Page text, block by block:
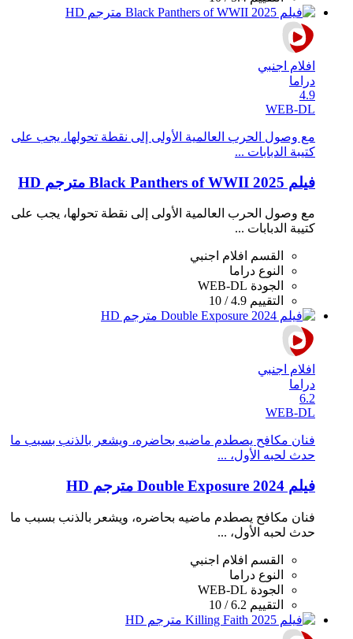
افلام اجنبي
دراما
4.9
WEB-DL
مع وصول الحرب العالمية الأولى إلى نقطة تحولها، يجب على
كتيبة الدبابات ...
فيلم Black Panthers of WWII 2025 مترجم HD
مع وصول الحرب العالمية الأولى إلى نقطة تحولها، يجب على
كتيبة الدبابات ...
القسم افلام اجنبي
النوع دراما
الجودة WEB-DL
التقييم 4.9 / 10
افلام اجنبي
دراما
6.2
WEB-DL
فنان مكافح يصطدم ماضيه بحاضره، ويشعر بالذنب بسبب ما
حدث لحبه الأول، ...
فيلم Double Exposure 2024 مترجم HD
فنان مكافح يصطدم ماضيه بحاضره، ويشعر بالذنب بسبب ما
حدث لحبه الأول، ...
القسم
افلام اجنبي
النوع دراما
الجودة WEB-DL
التقييم 6.2 / 10